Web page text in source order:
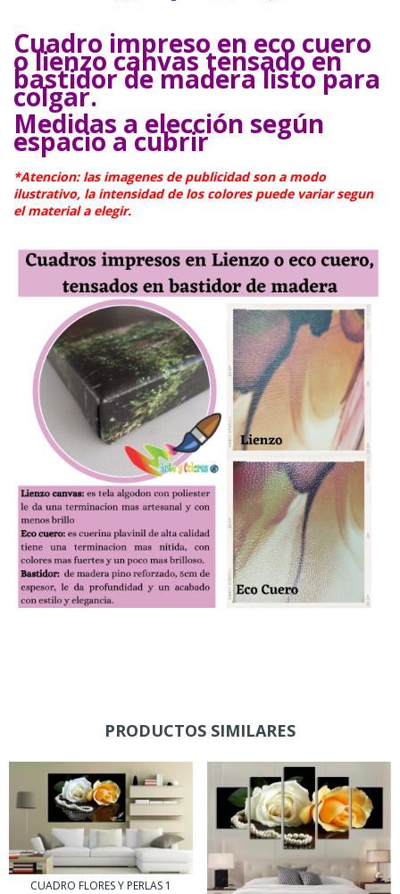
Cuadro impreso en eco cuero
o lienzo canvas tensado en
bastidor de madera listo para
colgar.
Medidas a elección según
espacio a cubrir
*Atencion: las imagenes de publicidad son a modo
ilustrativo, la intensidad de los colores puede variar segun
el material a elegir.
PRODUCTOS SIMILARES
CUADRO FLORES Y PERLAS 1